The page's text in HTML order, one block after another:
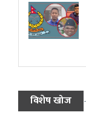
विशेष खोज